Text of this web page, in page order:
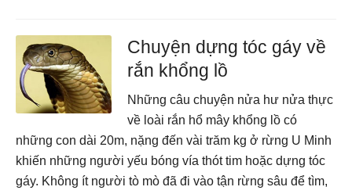
Chuyện dựng tóc gáy về
rắn khổng lồ
Những câu chuyện nửa hư nửa thực
về loài rắn hổ mây khổng lồ có
những con dài 20m, nặng đến vài trăm kg ở rừng U Minh
khiến những người yếu bóng vía thót tim hoặc dựng tóc
gáy. Không ít người tò mò đã đi vào tận rừng sâu để tìm,